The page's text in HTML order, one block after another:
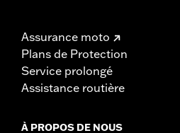
Assurance moto
Plans de Protection
Service prolongé
Assistance routière
À PROPOS DE NOUS